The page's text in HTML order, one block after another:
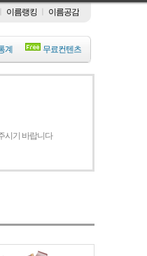
이름랭킹 이름공감
계 무료컨텐츠
시기 바랍니다